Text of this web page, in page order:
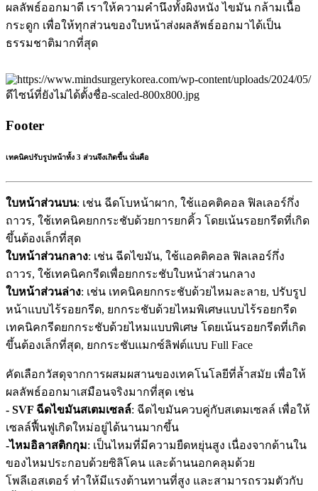
ผลลัพธ์ออกมาดี เราให้ความคำนึงทั้งผิงหนัง ไขมัน กล้ามเนื้อ
กระดูก เพื่อให้ทุกส่วนของใบหน้าส่งผลลัพธ์ออกมาได้เป็น
ธรรมชาติมากที่สุด
Footer
เทคนิคปรับรูปหน้าทั้ง 3 ส่วนจึงเกิดขึ้น นั่นคือ
ใบหน้าส่วนบน: เช่น ฉีดโบหน้าผาก, ใช้แอคติคอล ฟิลเลอร์กึ่ง
ถาวร, ใช้เทคนิคยกกระชับด้วยการยกคิ้ว โดยเน้นรอยกรีดที่เกิด
ขึ้นต้องเล็กที่สุด
ใบหน้าส่วนกลาง: เช่น ฉีดไขมัน, ใช้แอคติคอล ฟิลเลอร์กึ่ง
ถาวร, ใช้เทคนิคกรีดเพื่อยกกระชับใบหน้าส่วนกลาง
ใบหน้าส่วนล่าง: เช่น เทคนิคยกกระชับด้วยไหมละลาย, ปรับรูป
หน้าแบบไร้รอยกรีด, ยกกระชับด้วยไหมพิเศษแบบไร้รอยกรีด
เทคนิคกรีดยกกระชับด้วยไหมแบบพิเศษ โดยเน้นรอยกรีดที่เกิด
ขึ้นต้องเล็กที่สุด, ยกกระชับแมกซ์ลิฟต์แบบ Full Face
คัดเลือกวัสดุจากการผสมผสานของเทคโนโลยีที่ล้ำสมัย เพื่อให้
ผลลัพธ์ออกมาเสมือนจริงมากที่สุด เช่น
- SVF ฉีดไขมันสเตมเซลล์: ฉีดไขมันควบคู่กับสเตมเซลล์ เพื่อให้
เซลล์ฟื้นฟูเกิดใหม่อยู่ได้นานมากขึ้น
-ไหมอิลาสติกกุม: เป็นไหมที่มีความยืดหยุ่นสูง เนื่องจากด้านใน
ของไหมประกอบด้วยซิลิโคน และด้านนอกคลุมด้วย
โพลีเอสเตอร์ ทำให้มีแรงต้านทานที่สูง และสามารถรวมตัวกับ